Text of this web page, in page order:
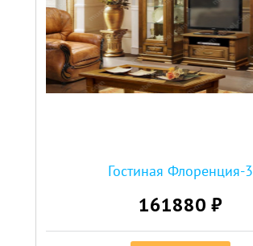
Гостиная Флоренция-3
161880 ₽